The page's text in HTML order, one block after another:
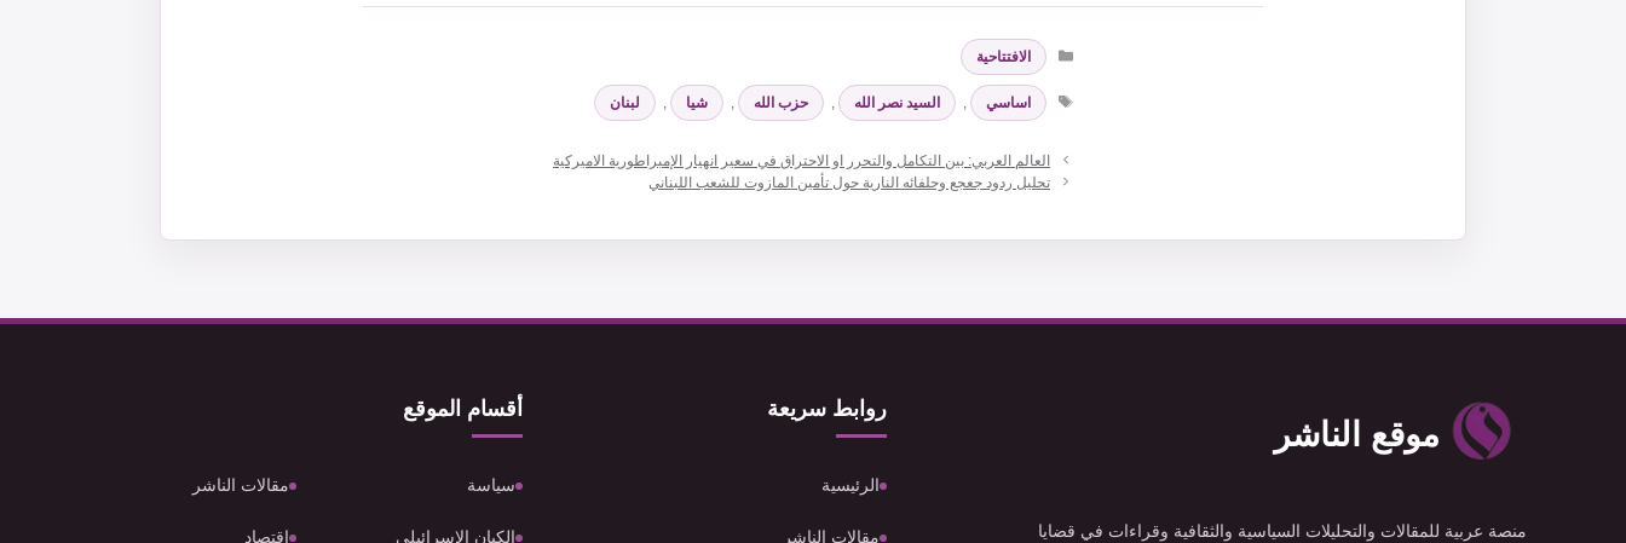
التصنيفات
الافتتاحية
الوسوم
اساسي , السيد نصر الله , حزب الله , شيا , لبنان
العالم العربي: بين التكامل والتحرر او الاحتراق في سعير انهيار الإمبراطورية الاميركية
تحليل ردود جعجع وحلفائه النارية حول تأمين المازوت للشعب اللبناني
موقع الناشر
منصة عربية للمقالات والتحليلات السياسية والثقافية وقراءات في قضايا
روابط سريعة
الرئيسية
مقالات الناشر
أقسام الموقع
سياسة مقالات الناشر
الكيان الإسرائيلي اقتصاد